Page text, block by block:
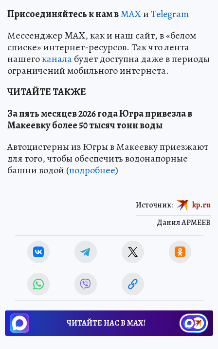
Присоединяйтесь к нам вMAXиTelegram
Мессенджер MAX, как и наш сайт, в «белом
списке» интернет-ресурсов. Так что лента
нашегоканалабудет доступна даже в периоды
ограничений мобильного интернета.
ЧИТАЙТЕ ТАКЖЕ
За пять месяцев 2026 года Югра привезла в
Макеевку более 50 тысяч тонн воды
Автоцистерны из Югры в Макеевку приезжают
для того, чтобы обеспечить водонапорные
башни водой (подробнее)
Данил АРМЕЕВ
Источник: kp.ru
ЧИТАЙТЕ НАС В МАХ!